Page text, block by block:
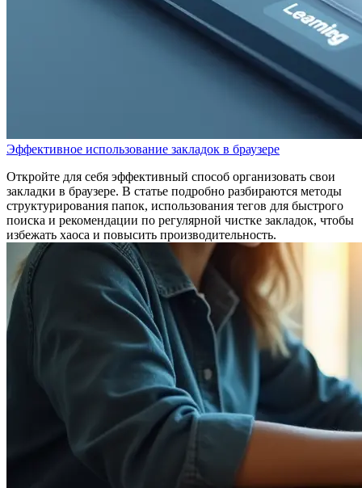
Эффективное использование закладок в браузере
Откройте для себя эффективный способ организовать свои
закладки в браузере. В статье подробно разбираются методы
структурирования папок, использования тегов для быстрого
поиска и рекомендации по регулярной чистке закладок, чтобы
избежать хаоса и повысить производительность.